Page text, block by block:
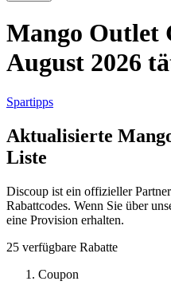
Booking.com
DocMorris
Intimissimi
Urlaub und
Fitness
Mango Outlet
August 2026
Spartipps
Aktualisierte
Liste
Discoup ist ein offizieller
Rabattcodes. Wenn Sie über
eine Provision erhalten.
25 verfügbare Rabatte
Coupon